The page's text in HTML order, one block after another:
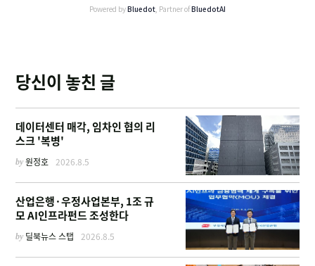
Powered byBluedot , Partner ofBluedotAI
당신이 놓친 글
데이터센터 매각, 임차인 협의 리
스크 '복병'
by원정호 2026.8.5
산업은행·우정사업본부, 1조 규
모 AI인프라펀드 조성한다
by 딜북뉴스 스탭 2026.8.5